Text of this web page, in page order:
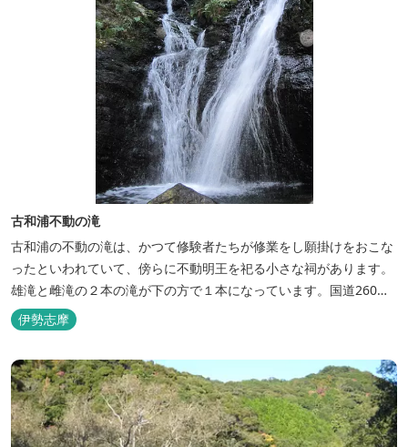
古和浦不動の滝
古和浦の不動の滝は、かつて修験者たちが修業をし願掛けをおこな
ったといわれていて、傍らに不動明王を祀る小さな祠があります。
雄滝と雌滝の２本の滝が下の方で１本になっています。国道260号
線から滝までの距離は遠いのですが、「不動の滝まで500ｍ」とい
う看板のところまで車で行くことができます。
伊勢志摩